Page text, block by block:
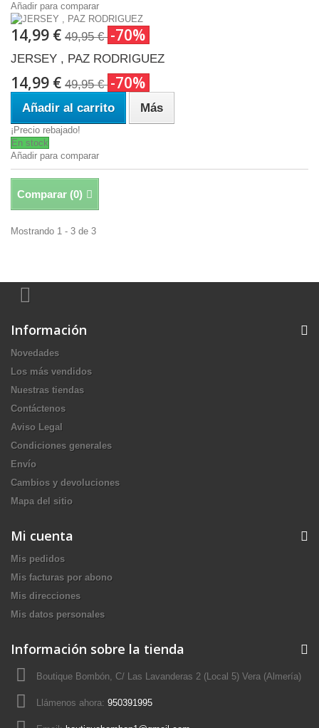
Añadir para comparar
14,99 € 49,95 € -70%
JERSEY , PAZ RODRIGUEZ
14,99 € 49,95 € -70%
Añadir al carrito Más
¡Precio rebajado!
En stock
Añadir para comparar
Comparar (0)
Mostrando 1 - 3 de 3
Información
Novedades
Los más vendidos
Nuestras tiendas
Contáctenos
Aviso Legal
Condiciones generales
Envío
Cambios y devoluciones
Mapa del sitio
Mi cuenta
Mis pedidos
Mis facturas por abono
Mis direcciones
Mis datos personales
Información sobre la tienda
Boutique Bombón, C/ Las Lavanderas 2 (Local 5) Vera (Almería)
Llámenos ahora: 950391995